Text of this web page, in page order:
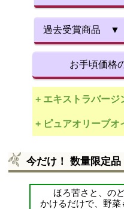
過去受賞商品 ▼
お手頃価格
+ エキストラバージ
+ ピュアオリーブオ
今だけ！ 数量限定品
ほろ苦さと、の
かけるだけで、野菜